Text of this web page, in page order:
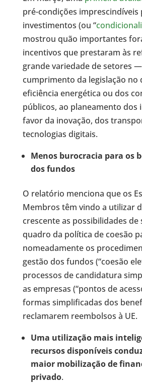
pré-condições imprescindíveis
investimentos (ou “
mostrou quão importantes
incentivos que prestaram às
grande variedade de setores
cumprimento da legislação no
eficiência energética ou dos
públicos, ao planeamento dos
favor da inovação, dos
tecnologias digitais.
Menos burocracia para os
dos fundos
O relatório menciona que os
Membros têm vindo a utilizar
crescente as possibilidades
quadro da política de coesão
nomeadamente os
gestão dos fundos (“coesão
processos de candidatura
as empresas (“pontos de
formas simplificadas dos
reclamarem reembolsos à UE.
Uma utilização mais
recursos disponíveis
maior mobilização de
privado.